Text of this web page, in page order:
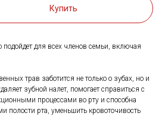
Купить
подойдет для всех членов семьи, включая
трав заботится не только о зубах, но и
зубной налет, помогает справиться с
процессами во рту и способна
полости рта, уменьшить кровоточивость